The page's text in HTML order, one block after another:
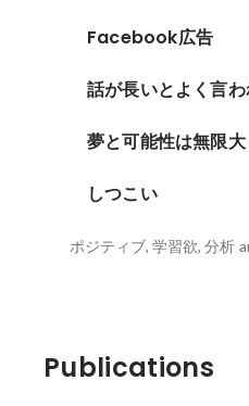
Facebook広告
話が長いとよく言
夢と可能性は無限大
しつこい
ポジティブ, 学習欲, 分析
Publications